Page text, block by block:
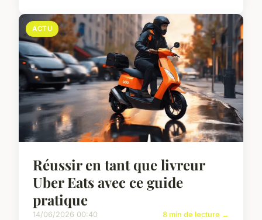
ACTU
Réussir en tant que livreur
Uber Eats avec ce guide
pratique
14/06/2026 00:40 8 min de lecture →